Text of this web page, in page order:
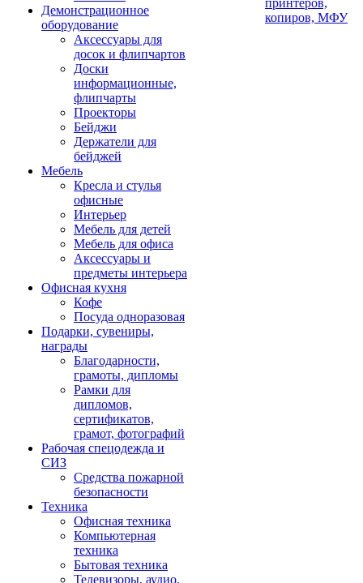
Демонстрационное
оборудование
Аксессуары для
досок и флипчартов
Доски
информационные,
флипчарты
Проекторы
Бейджи
Держатели для
бейджей
Мебель
Кресла и стулья
офисные
Интерьер
Мебель для детей
Мебель для офиса
Аксессуары и
предметы интерьера
Офисная кухня
Кофе
Посуда одноразовая
Подарки, сувениры,
награды
Благодарности,
грамоты, дипломы
Рамки для
дипломов,
сертификатов,
грамот, фотографий
Рабочая спецодежда и
СИЗ
Средства пожарной
безопасности
Техника
Офисная техника
Компьютерная
техника
Бытовая техника
Телевизоры, аудио,
принтеров,
копиров, МФУ